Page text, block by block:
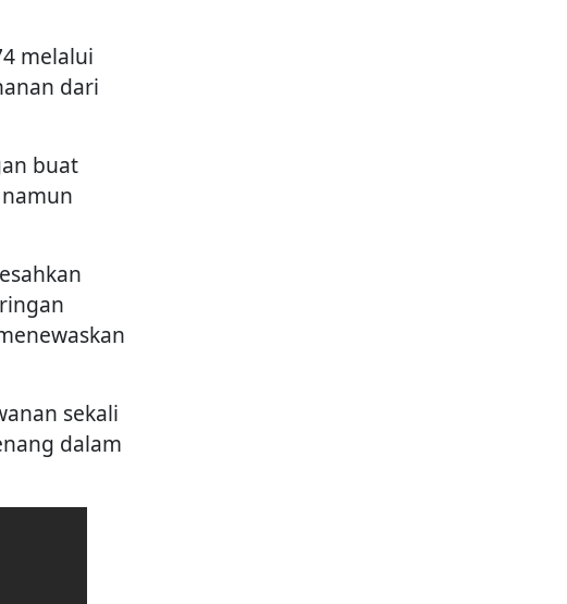
melalui
dari
buat
sekali
dalam